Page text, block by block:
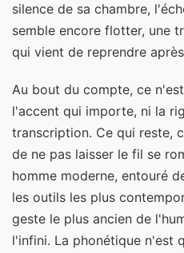
silence de sa chambre,
semble encore flotter, une
qui vient de reprendre
Au bout du compte, ce
l'accent qui importe, ni la
transcription. Ce qui reste,
de ne pas laisser le fil se
homme moderne, entouré
les outils les plus
geste le plus ancien de
l'infini. La phonétique n'est